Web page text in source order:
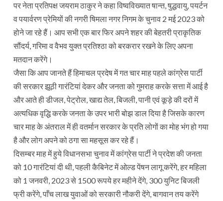
पर नेता प्रतिपक्ष जयराम ठाकुर ने कहा विष्वविख्यात षान्त, षुद्धवायु, पयर्टन
व पयार्वरण प्रेमियों की नगरी षिमला नगर निगम के चुनाव 2 मई 2023 को
होने जा रहे हैं। आप सभी एक बार फिर अपने शहर की बेहतरी प्राकृतिक
सौंदर्य, गरिमा व वैभव युक्त प्रतिश्ठा को बरकरार रखने के लिए अपना
मतदान करेंगे।
जैसा कि आप जानते हैं हिमाचल प्रदेष में गत चार माह पहले कांग्रेस पार्टी
की सरकार झूठी गारंटियां देकर और जनता को गुमराह करके सत्ता में आई है
और आते ही डीजल, पेट्रोल, खाद्य तेल, बिजली, पानी एवं कूड़े की दरों में
अत्यधिक वृद्धि करके जनता के उपर भारी बोझ डाल दिया है जिसके कारण
चार माह के अंतराल में ही वतर्मान सरकार के प्रति लोगों का मोह भंग हो गया
है और लोग अपने को ठगा सा महसूस कर रहे हैं।
दिसम्बर माह में हुये विधानसभा चुनाव में कांग्रेस पार्टी ने प्रदेश की जनता
को 10 गारंटियां दी थी, पहली कैबिनेट में ओल्ड पेंषन लागू करेंगे, हर महिला
को 1 जनवरी, 2023 से 1500 रूपये हर महीने देंगे, 300 युनिट बिजली
फ्री करेंगे, पाँच लाख युवाओं को सरकारी नौकरी देंगे, बागवान तय करेंगे